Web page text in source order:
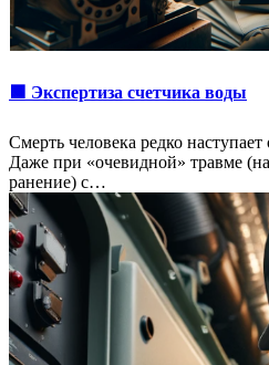
🟩 Экспертиза счетчика воды
Смерть человека редко
Даже при «очевидной» травме
ранение) с…